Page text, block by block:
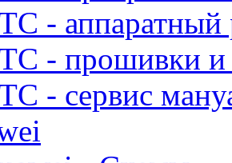
- аппаратный
- прошивки
- cервис